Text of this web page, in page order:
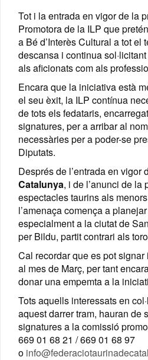
Tot i la entrada en vigor de la
Promotora de la ILP que
a Bé d’Interès Cultural a tot el
descansa i continua
als aficionats com als
Encara que la iniciativa està
el seu èxit, la ILP contínua
de tots els fedataris,
signatures, per a arribar al
necessàries per a poder-se
Diputats.
Després de l’entrada en vigor
Catalunya, i de l’anunci de la
espectacles taurins als
l’amenaça comença a
especialment a la ciutat de
per Bildu, partit contrari als
Cal recordar que es pot
al mes de Març, per tant
donar una empemta a la
Tots aquells interessats en
aquest darrer tram, hauran de
signatures a la comissió
669 01 68 21 / 669 01 68 97
o